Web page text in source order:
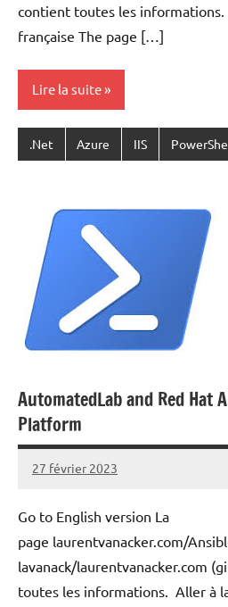
contient toutes les informations.
française The page […]
Lire la suite
.Net Azure IIS
AutomatedLab and Red Hat
Platform
27 février 2023
Laurent
ACKER
Go to English version La
page laurentvanacker.com/
lavanack/laurentvanacker.com
toutes les informations. Aller à